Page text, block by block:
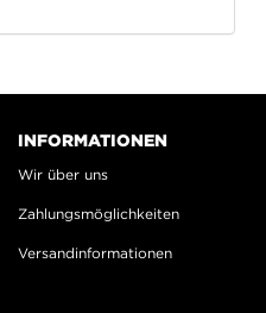
INFORMATIONEN
Wir über uns
Zahlungsmöglichkeiten
Versandinformationen